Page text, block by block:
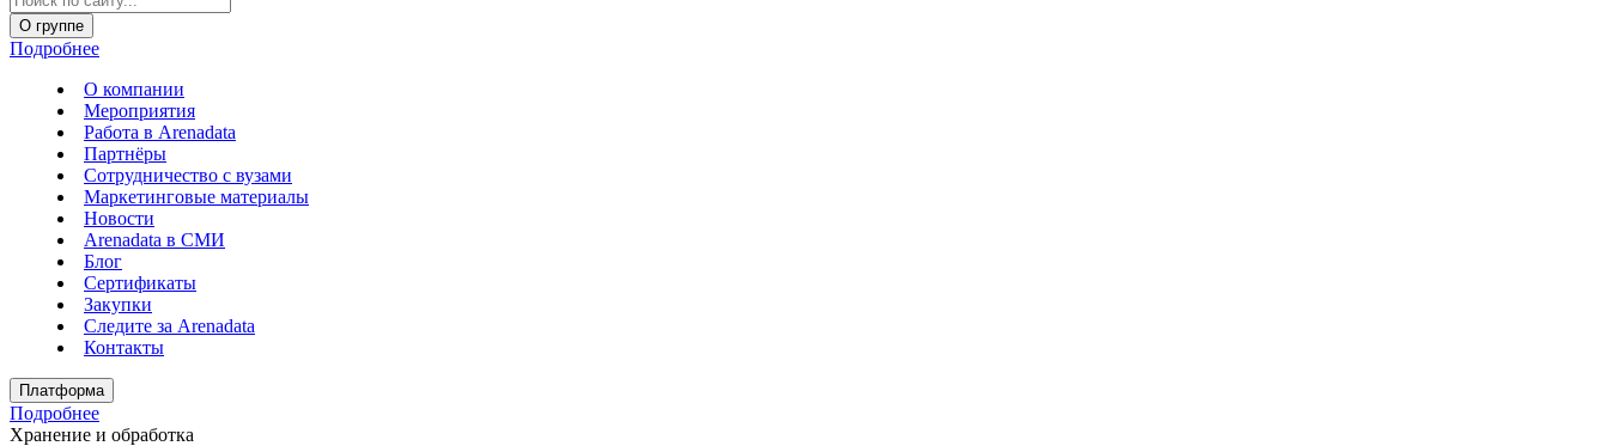
О группе
Подробнее
О компании
Мероприятия
Работа в Arenadata
Партнёры
Сотрудничество с вузами
Маркетинговые материалы
Новости
Arenadata в СМИ
Блог
Сертификаты
Закупки
Следите за Аrenadata
Контакты
Платформа
Подробнее
Хранение и обработка